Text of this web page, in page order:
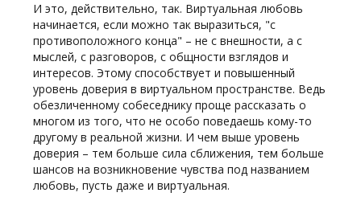
И это, действительно, так. Виртуальная любовь
начинается, если можно так выразиться, "с
противоположного конца" – не с внешности, а с
мыслей, с разговоров, с общности взглядов и
интересов. Этому способствует и повышенный
уровень доверия в виртуальном пространстве. Ведь
обезличенному собеседнику проще рассказать о
многом из того, что не особо поведаешь кому-то
другому в реальной жизни. И чем выше уровень
доверия – тем больше сила сближения, тем больше
шансов на возникновение чувства под названием
любовь, пусть даже и виртуальная.